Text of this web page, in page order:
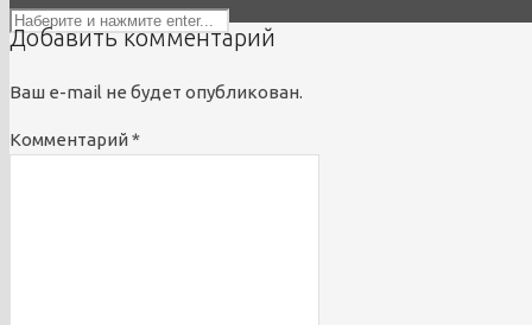
Добавить комментарий
Ваш e-mail не будет опубликован.
Комментарий *